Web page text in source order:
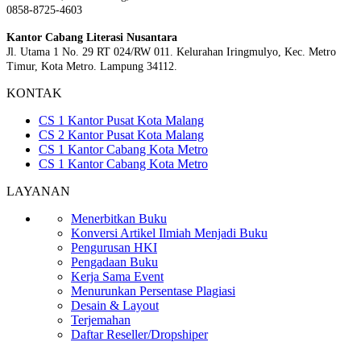
0858-8725-4603
Kantor Cabang Literasi Nusantara
Jl. Utama 1 No. 29 RT 024/RW 011. Kelurahan Iringmulyo, Kec. Metro
Timur, Kota Metro. Lampung 34112.
KONTAK
CS 1 Kantor Pusat Kota Malang
CS 2 Kantor Pusat Kota Malang
CS 1 Kantor Cabang Kota Metro
CS 1 Kantor Cabang Kota Metro
LAYANAN
Menerbitkan Buku
Konversi Artikel Ilmiah Menjadi Buku
Pengurusan HKI
Pengadaan Buku
Kerja Sama Event
Menurunkan Persentase Plagiasi
Desain & Layout
Terjemahan
Daftar Reseller/Dropshiper